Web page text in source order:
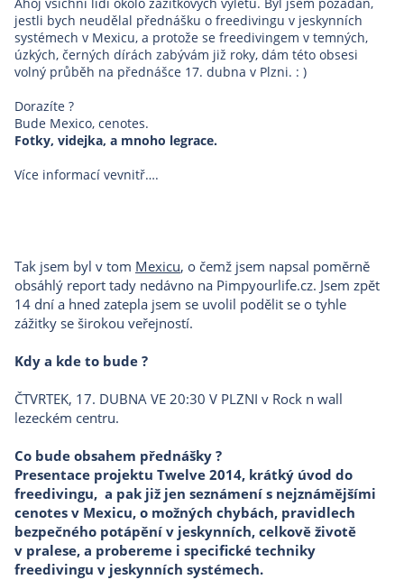
jestli bych neudělal přednášku o freedivingu v jeskynních
systémech v Mexicu, a protože se freedivingem v temných,
úzkých, černých dírách zabývám již roky, dám této obsesi
volný průběh na přednášce 17. dubna v Plzni. : )
Dorazíte ?
Bude Mexico, cenotes.
Fotky, videjka, a mnoho legrace.
Více informací vevnitř….
Tak jsem byl v tom Mexicu, o čemž jsem napsal poměrně
obsáhlý report tady nedávno na Pimpyourlife.cz. Jsem zpět
14 dní a hned zatepla jsem se uvolil podělit se o tyhle
zážitky se širokou veřejností.
Kdy a kde to bude ?
ČTVRTEK, 17. DUBNA VE 20:30 V PLZNI v Rock n wall
lezeckém centru.
Co bude obsahem přednášky ?
Presentace projektu Twelve 2014, krátký úvod do
freedivingu, a pak již jen seznámení s nejznámějšími
cenotes v Mexicu, o možných chybách, pravidlech
bezpečného potápění v jeskynních, celkově životě
v pralese, a probereme i specifické techniky
freedivingu v jeskynních systémech.